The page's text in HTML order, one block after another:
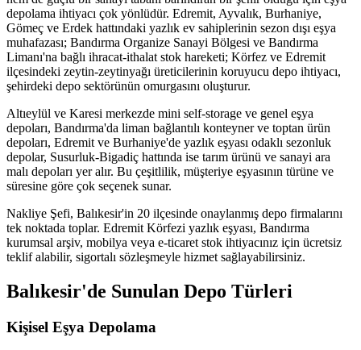
depolama ihtiyacı çok yönlüdür. Edremit, Ayvalık, Burhaniye,
Gömeç ve Erdek hattındaki yazlık ev sahiplerinin sezon dışı eşya
muhafazası; Bandırma Organize Sanayi Bölgesi ve Bandırma
Limanı'na bağlı ihracat-ithalat stok hareketi; Körfez ve Edremit
ilçesindeki zeytin-zeytinyağı üreticilerinin koruyucu depo ihtiyacı,
şehirdeki depo sektörünün omurgasını oluşturur.
Altıeylül ve Karesi merkezde mini self-storage ve genel eşya
depoları, Bandırma'da liman bağlantılı konteyner ve toptan ürün
depoları, Edremit ve Burhaniye'de yazlık eşyası odaklı sezonluk
depolar, Susurluk-Bigadiç hattında ise tarım ürünü ve sanayi ara
malı depoları yer alır. Bu çeşitlilik, müşteriye eşyasının türüne ve
süresine göre çok seçenek sunar.
Nakliye Şefi, Balıkesir'in 20 ilçesinde onaylanmış depo firmalarını
tek noktada toplar. Edremit Körfezi yazlık eşyası, Bandırma
kurumsal arşiv, mobilya veya e-ticaret stok ihtiyacınız için ücretsiz
teklif alabilir, sigortalı sözleşmeyle hizmet sağlayabilirsiniz.
Balıkesir'de Sunulan Depo Türleri
Kişisel Eşya Depolama